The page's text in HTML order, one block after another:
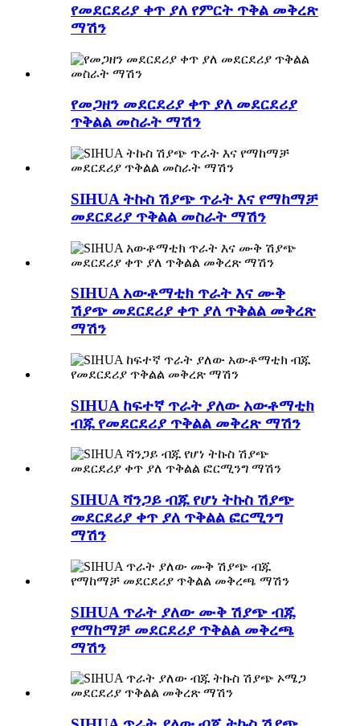
የመደርደሪያ ቀጥ ያለ የምርት ጥቅል መቅረጽ
ማሽን
የመጋዘን መደርደሪያ ቀጥ ያለ መደርደሪያ
ጥቅልል ​​​​መስራት ማሽን
SIHUA ትኩስ ሽያጭ ጥራት እና የማከማቻ
መደርደሪያ ጥቅልል ​​​​መስራት ማሽን
SIHUA አውቶማቲክ ጥራት እና ሙቅ
ሽያጭ መደርደሪያ ቀጥ ያለ ጥቅልል ​​​​መቅረጽ
ማሽን
SIHUA ከፍተኛ ጥራት ያለው አውቶማቲክ
ብጁ የመደርደሪያ ጥቅልል ​​መቅረጽ ማሽን
SIHUA ሻንጋይ ብጁ የሆነ ትኩስ ሽያጭ
መደርደሪያ ቀጥ ያለ ጥቅልል ​​​​ፎርሚንግ
ማሽን
SIHUA ጥራት ያለው ሙቅ ሽያጭ ብጁ
የማከማቻ መደርደሪያ ጥቅልል ​​መቅረጫ
ማሽን